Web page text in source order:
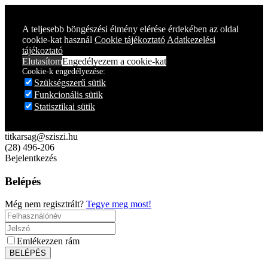
A teljesebb böngészési élmény elérése érdekében az oldal
cookie-kat használ Cookie tájékoztató Adatkezelési
tájékoztató
ElutasítomEngedélyezem a cookie-kat
Cookie-k engedélyezése:
Szükségszerű sütik
Funkcionális sütik
Statisztikai sütik
titkarsag@sziszi.hu
(28) 496-206
Bejelentkezés
Belépés
Még nem regisztrált? Tegye meg most!
Emlékezzen rám